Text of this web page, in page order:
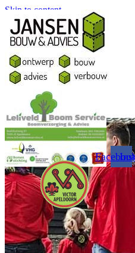
Skip to content